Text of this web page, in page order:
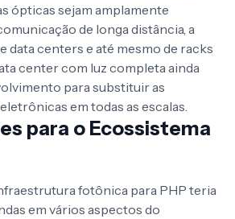
ópticas sejam amplamente
de longa distância, a
data centers e até mesmo de racks
center com luz completa ainda
para substituir as
em todas as escalas.
para o Ecossistema
fotônica para PHP teria
em vários aspectos do